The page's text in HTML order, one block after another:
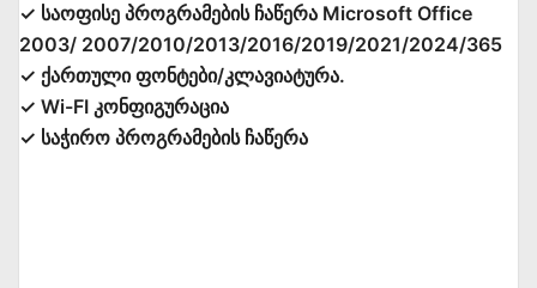
✓ საოფისე პროგრამების ჩაწერა Microsoft Office
2003/ 2007/2010/2013/2016/2019/2021/2024/365
✓ ქართული ფონტები/კლავიატურა.
✓ Wi-FI კონფიგურაცია
✓ საჭირო პროგრამების ჩაწერა